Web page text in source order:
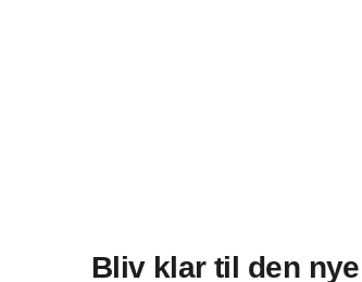
Bliv klar til den